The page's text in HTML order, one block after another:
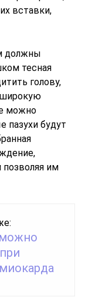
вставки,
должны
тесная
голову,
широкую
можно
пазухи будут
им